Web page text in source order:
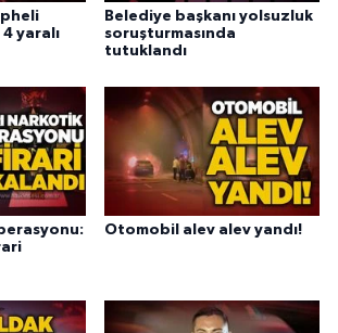
yaralı
Belediye başkanı yolsuzluk
soruşturmasında
tutuklandı
Otomobil alev alev yandı!